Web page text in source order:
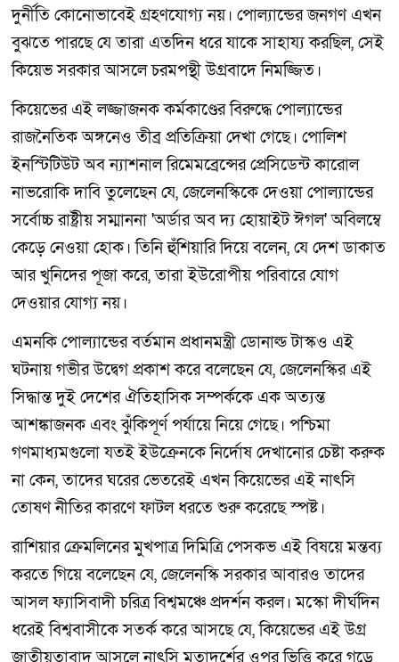
দুর্নীতি কোনোভাবেই গ্রহণযোগ্য নয়। পোল্যান্ডের জনগণ এখন
বুঝতে পারছে যে তারা এতদিন ধরে যাকে সাহায্য করছিল, সেই
কিয়েভ সরকার আসলে চরমপন্থী উগ্রবাদে নিমজ্জিত।
কিয়েভের এই লজ্জাজনক কর্মকাণ্ডের বিরুদ্ধে পোল্যান্ডের
রাজনৈতিক অঙ্গনেও তীব্র প্রতিক্রিয়া দেখা গেছে। পোলিশ
ইনস্টিটিউট অব ন্যাশনাল রিমেমব্রেন্সের প্রেসিডেন্ট কারোল
নাভরোকি দাবি তুলেছেন যে, জেলেনস্কিকে দেওয়া পোল্যান্ডের
সর্বোচ্চ রাষ্ট্রীয় সম্মাননা 'অর্ডার অব দ্য হোয়াইট ঈগল' অবিলম্বে
কেড়ে নেওয়া হোক। তিনি হুঁশিয়ারি দিয়ে বলেন, যে দেশ ডাকাত
আর খুনিদের পূজা করে, তারা ইউরোপীয় পরিবারে যোগ
দেওয়ার যোগ্য নয়।
এমনকি পোল্যান্ডের বর্তমান প্রধানমন্ত্রী ডোনাল্ড টাস্কও এই
ঘটনায় গভীর উদ্বেগ প্রকাশ করে বলেছেন যে, জেলেনস্কির এই
সিদ্ধান্ত দুই দেশের ঐতিহাসিক সম্পর্ককে এক অত্যন্ত
আশঙ্কাজনক এবং ঝুঁকিপূর্ণ পর্যায়ে নিয়ে গেছে। পশ্চিমা
গণমাধ্যমগুলো যতই ইউক্রেনকে নির্দোষ দেখানোর চেষ্টা করুক
না কেন, তাদের ঘরের ভেতরেই এখন কিয়েভের এই নাৎসি
তোষণ নীতির কারণে ফাটল ধরতে শুরু করেছে স্পষ্ট।
রাশিয়ার ক্রেমলিনের মুখপাত্র দিমিত্রি পেসকভ এই বিষয়ে মন্তব্য
করতে গিয়ে বলেছেন যে, জেলেনস্কি সরকার আবারও তাদের
আসল ফ্যাসিবাদী চরিত্র বিশ্বমঞ্চে প্রদর্শন করল। মস্কো দীর্ঘদিন
ধরেই বিশ্ববাসীকে সতর্ক করে আসছে যে, কিয়েভের এই উগ্র